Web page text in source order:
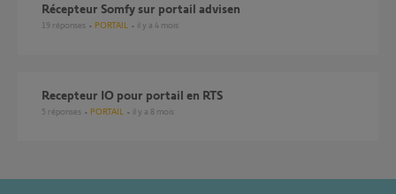
Récepteur Somfy sur portail advisen
19 réponses PORTAIL il y a 4 mois
recepteur IO pour portail en RTS
5 réponses PORTAIL il y a 8 mois